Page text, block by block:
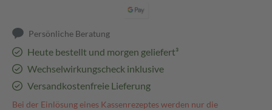
Persönliche Beratung
Heute bestellt und morgen geliefert³
Wechselwirkungscheck inklusive
Versandkostenfreie Lieferung
Bei der Einlösung eines Kassenrezeptes werden nur die